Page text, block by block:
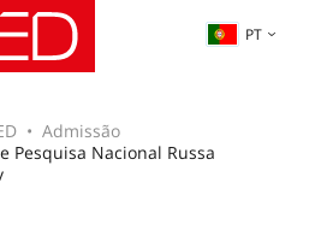
PT
Admissão
Pesquisa Nacional Russa